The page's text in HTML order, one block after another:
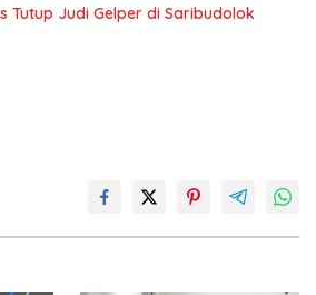
Tutup Judi Gelper di Saribudolok